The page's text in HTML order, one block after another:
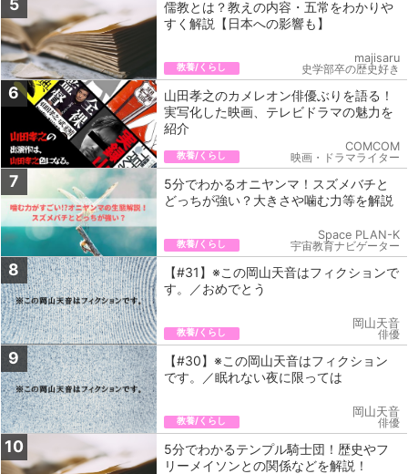
5
儒教とは？教えの内容・五常をわかりや
すく解説【日本への影響も】
教養/くらし
majisaru
史学部卒の歴史好き
6
山田孝之のカメレオン俳優ぶりを語る！
実写化した映画、テレビドラマの魅力を
紹介
教養/くらし
COMCOM
映画・ドラマライター
7
5分でわかるオニヤンマ！スズメバチと
どっちが強い？大きさや噛む力等を解説
教養/くらし
Space PLAN-K
宇宙教育ナビゲーター
8
【#31】※この岡山天音はフィクションで
す。／おめでとう
教養/くらし
岡山天音
俳優
9
【#30】※この岡山天音はフィクション
です。／眠れない夜に限っては
教養/くらし
岡山天音
俳優
10
5分でわかるテンプル騎士団！歴史やフ
リーメイソンとの関係などを解説！